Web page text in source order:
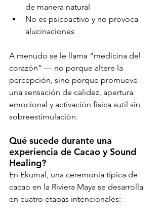
de manera natural
No es psicoactivo y no provoca
alucinaciones
A menudo se le llama “medicina del
corazón” — no porque altere la
percepción, sino porque promueve
una sensación de calidez, apertura
emocional y activación física sutil sin
sobreestimulación.
Qué sucede durante una
experiencia de Cacao y Sound
Healing?
En Ekumal, una ceremonia típica de
cacao en la Riviera Maya se desarrolla
en cuatro etapas intencionales: